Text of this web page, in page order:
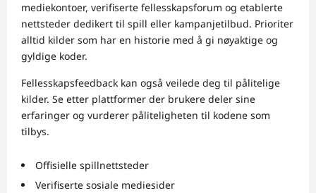
mediekontoer, verifiserte fellesskapsforum og etablerte
nettsteder dedikert til spill eller kampanjetilbud. Prioriter
alltid kilder som har en historie med å gi nøyaktige og
gyldige koder.
Fellesskapsfeedback kan også veilede deg til pålitelige
kilder. Se etter plattformer der brukere deler sine
erfaringer og vurderer påliteligheten til kodene som
tilbys.
Offisielle spillnettsteder
Verifiserte sosiale mediesider